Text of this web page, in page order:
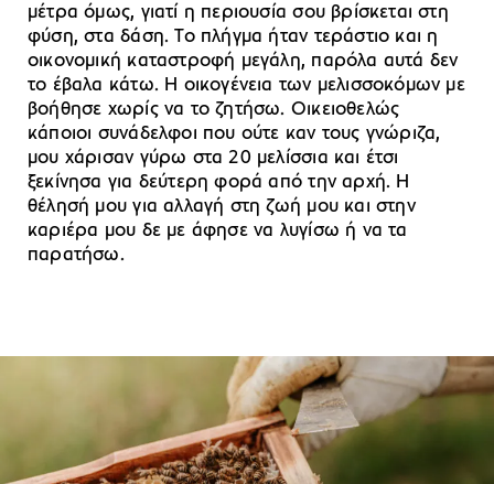
μέτρα όμως, γιατί η περιουσία σου βρίσκεται στη
φύση, στα δάση. Το πλήγμα ήταν τεράστιο και η
οικονομική καταστροφή μεγάλη, παρόλα αυτά δεν
το έβαλα κάτω. Η οικογένεια των μελισσοκόμων με
βοήθησε χωρίς να το ζητήσω. Οικειοθελώς
κάποιοι συνάδελφοι που ούτε καν τους γνώριζα,
μου χάρισαν γύρω στα 20 μελίσσια και έτσι
ξεκίνησα για δεύτερη φορά από την αρχή. Η
θέλησή μου για αλλαγή στη ζωή μου και στην
καριέρα μου δε με άφησε να λυγίσω ή να τα
παρατήσω.